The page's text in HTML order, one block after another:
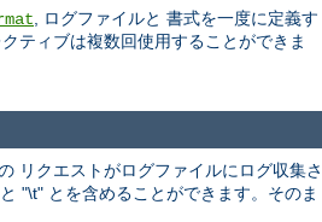
, ログファイルと 書式を一度に定義す
ティブは複数回使用することができま
リクエストがログファイルにログ収集さ
"\t" とを含めることができます。そのま